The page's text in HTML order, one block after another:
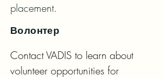
placement.
Волонтер
Contact VADIS to learn about
volunteer opportunities for